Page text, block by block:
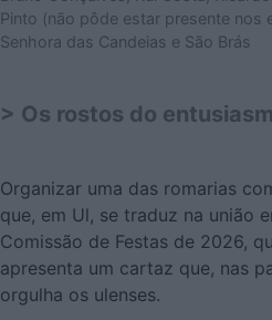
Pinto (não pôde estar presente
Senhora das Candeias e São Brás
> Os rostos do
Organizar uma das romarias
que, em Ul, se traduz na união
Comissão de Festas de 2026,
apresenta um cartaz que, nas
orgulha os ulenses.